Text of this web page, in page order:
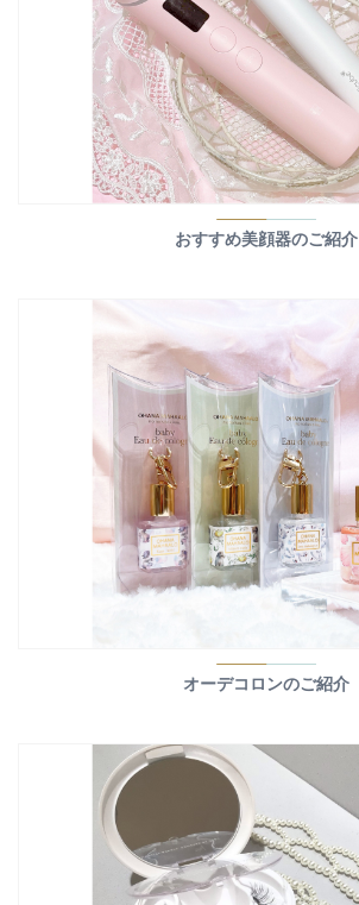
おすすめ美顔器のご紹介
オーデコロンのご紹介